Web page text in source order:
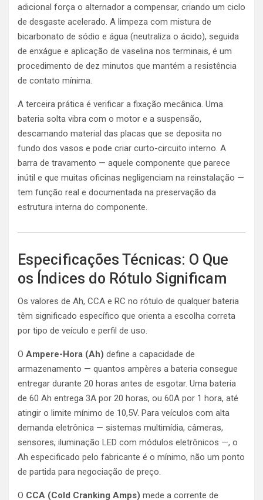
adicional força o alternador a compensar, criando um ciclo
de desgaste acelerado. A limpeza com mistura de
bicarbonato de sódio e água (neutraliza o ácido), seguida
de enxágue e aplicação de vaselina nos terminais, é um
procedimento de dez minutos que mantém a resistência
de contato mínima.
A terceira prática é verificar a fixação mecânica. Uma
bateria solta vibra com o motor e a suspensão,
descamando material das placas que se deposita no
fundo dos vasos e pode criar curto-circuito interno. A
barra de travamento — aquele componente que parece
inútil e que muitas oficinas negligenciam na reinstalação —
tem função real e documentada na preservação da
estrutura interna do componente.
Especificações Técnicas: O Que
os Índices do Rótulo Significam
Os valores de Ah, CCA e RC no rótulo de qualquer bateria
têm significado específico que orienta a escolha correta
por tipo de veículo e perfil de uso.
O Ampere-Hora (Ah) define a capacidade de
armazenamento — quantos ampères a bateria consegue
entregar durante 20 horas antes de esgotar. Uma bateria
de 60 Ah entrega 3A por 20 horas, ou 60A por 1 hora, até
atingir o limite mínimo de 10,5V. Para veículos com alta
demanda eletrônica — sistemas multimídia, câmeras,
sensores, iluminação LED com módulos eletrônicos —, o
Ah especificado pelo fabricante é o mínimo, não um ponto
de partida para negociação de preço.
O CCA (Cold Cranking Amps) mede a corrente de